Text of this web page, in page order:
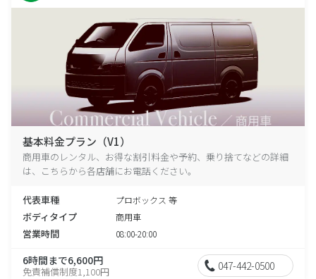
基本料金プラン（V1）
商用車のレンタル、お得な割引料金や予約、乗り捨てなどの詳細
は、こちらから各店舗にお電話ください。
代表車種 プロボックス 等
ボディタイプ 商用車
営業時間 08:00-20:00
6時間まで6,600円
免責補償制度1,100円 047-442-0500